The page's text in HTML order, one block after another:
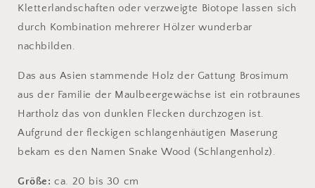
Kletterlandschaften oder verzweigte Biotope lassen sich
durch Kombination mehrerer Hölzer wunderbar
nachbilden.
Das aus Asien stammende Holz der Gattung Brosimum
aus der Familie der Maulbeergewächse ist ein rotbraunes
Hartholzdas von dunklen Flecken durchzogen ist.
Aufgrund der fleckigen schlangenhäutigen Maserung
bekam es den Namen Snake Wood (Schlangenholz).
Größe: ca. 20 bis 30 cm